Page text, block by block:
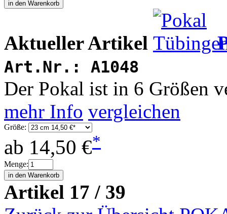
Aktueller Artikel
Art.Nr.: A1048
Der Pokal ist in 6 Größen
mehr Info vergleichen
Größe:
ab 14,50 €*
Menge:
Artikel 17 / 39